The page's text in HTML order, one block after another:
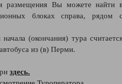
размещения Вы можете найти
блоках справа, рядом
начала (окончания) тура
из (в) Перми.
здесь.